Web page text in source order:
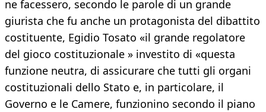
ne facessero, secondo le parole di un grande
giurista che fu anche un protagonista del dibattito
costituente, Egidio Tosato «il grande regolatore
del gioco costituzionale » investito di «questa
funzione neutra, di assicurare che tutti gli organi
costituzionali dello Stato e, in particolare, il
Governo e le Camere, funzionino secondo il piano